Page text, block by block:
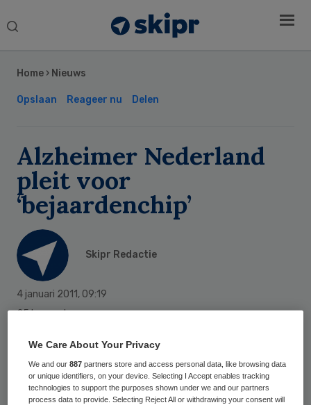
Search
Home › Nieuws
Opslaan Reageer nu Delen
Alzheimer Nederland
pleit voor
‘bejaardenchip’
Skipr Redactie
4 januari 2011, 09:19
25 keer gelezen
Dementerende bejaarden moeten een chip
in hun kleding krijgen, zodat ze bij
vermissing gemakkelijk zijn op te sporen.
Sidebar
We Care About Your Privacy
We and our887 partners store and access personal data, like browsing data
or unique identifiers, on your device. Selecting I Accept enables tracking
technologies to support the purposes shown under we and our partners
process data to provide. Selecting Reject All or withdrawing your consent will